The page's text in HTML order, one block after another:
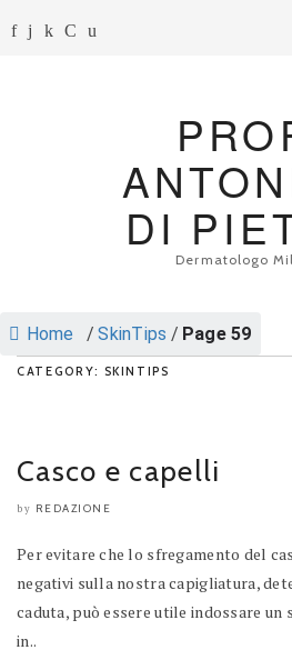
DI
Dermatologo
Home / SkinTips / Page 59
CATEGORY: SKINTIPS
Casco e capelli
by REDAZIONE
Per evitare che lo sfregamento del
negativi sulla nostra capigliatura,
caduta, può essere utile indossare
in..